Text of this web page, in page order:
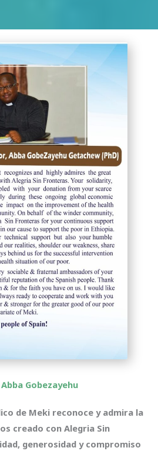
Gobezayehu
de Meki reconoce y admira la
creado con Alegria Sin
generosidad y compromiso